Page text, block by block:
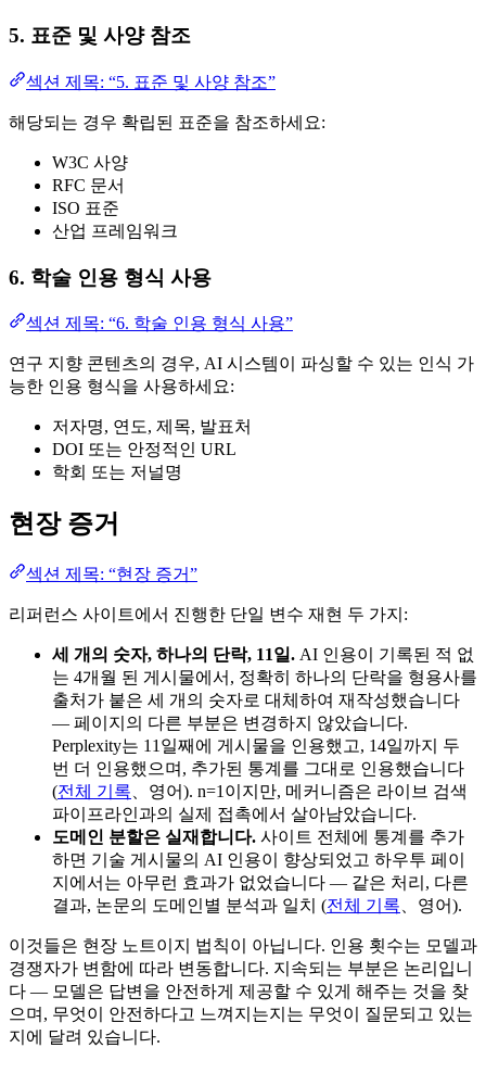
5. 표준 및 사양 참조
섹션 제목: “5. 표준 및 사양 참조”
해당되는 경우 확립된 표준을 참조하세요:
W3C 사양
RFC 문서
ISO 표준
산업 프레임워크
6. 학술 인용 형식 사용
섹션 제목: “6. 학술 인용 형식 사용”
연구 지향 콘텐츠의 경우, AI 시스템이 파싱할 수 있는 인식 가
능한 인용 형식을 사용하세요:
저자명, 연도, 제목, 발표처
DOI 또는 안정적인 URL
학회 또는 저널명
현장 증거
섹션 제목: “현장 증거”
리퍼런스 사이트에서 진행한 단일 변수 재현 두 가지:
세 개의 숫자, 하나의 단락, 11일. AI 인용이 기록된 적 없
는 4개월 된 게시물에서, 정확히 하나의 단락을 형용사를
출처가 붙은 세 개의 숫자로 대체하여 재작성했습니다
— 페이지의 다른 부분은 변경하지 않았습니다.
Perplexity는 11일째에 게시물을 인용했고, 14일까지 두
번 더 인용했으며, 추가된 통계를 그대로 인용했습니다
(전체 기록 、영어). n=1이지만, 메커니즘은 라이브 검색
파이프라인과의 실제 접촉에서 살아남았습니다.
도메인 분할은 실재합니다. 사이트 전체에 통계를 추가
하면 기술 게시물의 AI 인용이 향상되었고 하우투 페이
지에서는 아무런 효과가 없었습니다 — 같은 처리, 다른
결과, 논문의 도메인별 분석과 일치 (전체 기록 、영어).
이것들은 현장 노트이지 법칙이 아닙니다. 인용 횟수는 모델과
경쟁자가 변함에 따라 변동합니다. 지속되는 부분은 논리입니
다 — 모델은 답변을 안전하게 제공할 수 있게 해주는 것을 찾
으며, 무엇이 안전하다고 느껴지는지는 무엇이 질문되고 있는
지에 달려 있습니다.